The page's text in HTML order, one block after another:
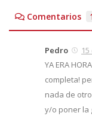
Comentarios
Pedro
YA ERA
completa!
nada de
y/o poner la